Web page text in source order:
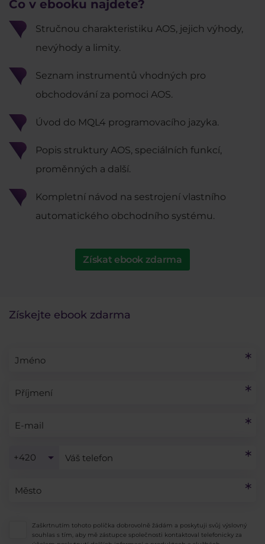
Co v ebooku najdete?
Stručnou charakteristiku AOS, jejich výhody,
nevýhody a limity.
Seznam instrumentů vhodných pro
obchodování za pomoci AOS.
Úvod do MQL4 programovacího jazyka.
Popis struktury AOS, speciálních funkcí,
proměnných a další.
Kompletní návod na sestrojení vlastního
automatického obchodního systému.
Získat ebook zdarma
Získejte ebook zdarma
+420
Zaškrtnutím tohoto políčka dobrovolně žádám a poskytuji svůj výslovný
souhlas s tím, aby mě zástupce společnosti kontaktoval telefonicky za